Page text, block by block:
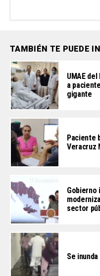
TAMBIÉN TE PUEDE
UMAE
a
gigante
Paciente
Veracruz
Gobierno
sector
Se